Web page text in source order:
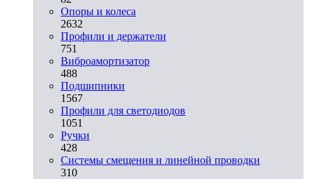
Опоры и колеса
2632
Профили и держатели
751
Виброамортизатор
488
Подшипники
1567
Профили для светодиодов
1051
Ручки
428
Системы смещения и линейной проводки
310